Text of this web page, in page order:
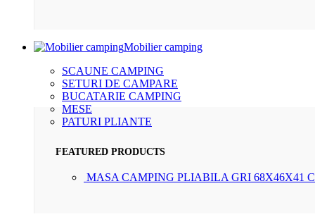
Mobilier camping
SCAUNE CAMPING
SETURI DE CAMPARE
BUCATARIE CAMPING
MESE
PATURI PLIANTE
FEATURED PRODUCTS
MASA CAMPING PLIABILA GRI 68X46X41